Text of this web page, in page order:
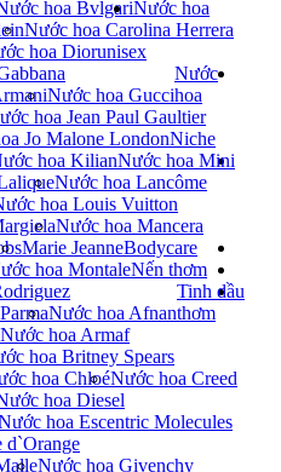
hoa Bvlgari
Nước hoa Carolina Herrera
hoa Dior
Nước hoa Gucci
hoa Jean Paul Gaultier
Jo Malone London
hoa Kilian
Nước hoa Lancôme
hoa Louis Vuitton
Nước hoa Mancera
Marie Jeanne
hoa Montale
Nước hoa Afnan
Nước hoa Armaf
hoa Britney Spears
hoa ChloéNước hoa Creed
hoa Diesel
hoa Escentric Molecules
d`Orange
Nước hoa Givenchy
Nước hoa
unisex
Nước
hoa
Niche
Nước hoa Mini
Bodycare
Nến thơm
Tinh dầu
thơm